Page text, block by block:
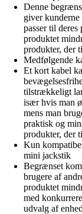
Denne
giver
passer til
produktet
produkter, der
Medfølgende
Et kort kabel
tilstrækkeligt
især hvis man
mens man
praktisk og
produkter, der
Kun
mini jackstik
Begrænset
brugere af
produktet
med
udvalg af